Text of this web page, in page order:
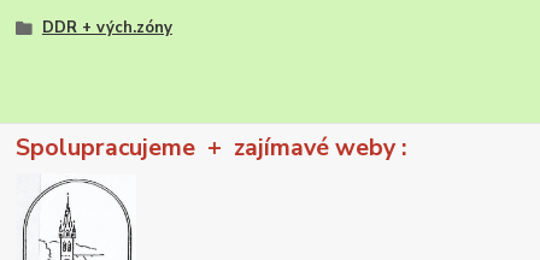
DDR + vých.zóny
Spolupracujeme + zajímavé weby :